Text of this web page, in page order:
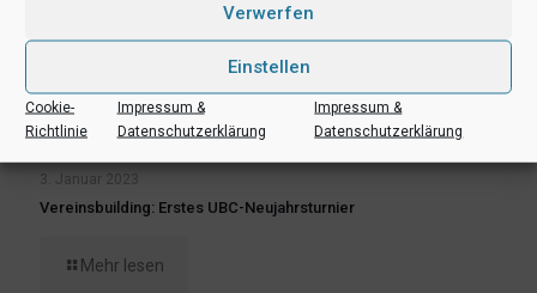
Verwerfen
Einstellen
Cookie-
Richtlinie
Impressum &
Datenschutzerklärung
Impressum &
Datenschutzerklärung
3. Januar 2023
Vereinsbuilding: Erstes UBC-Neujahrsturnier
Mehr lesen